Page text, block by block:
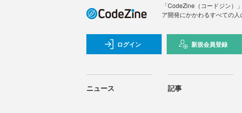
「CodeZine（コードジン）
ア開発にかかわるすべての
ログイン 新規会員登録
ニュース 記事